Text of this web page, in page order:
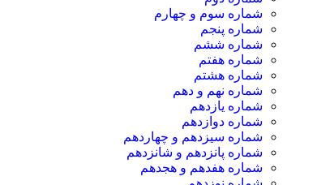
شماره سوم و چهارم
شماره پنجم
شماره ششم
شماره هفتم
شماره هشتم
شماره نهم و دهم
شماره یازدهم
شماره دوازدهم
شماره سیزدهم و چهاردهم
شماره پانزدهم و شانزدهم
شماره هفدهم و هجدهم